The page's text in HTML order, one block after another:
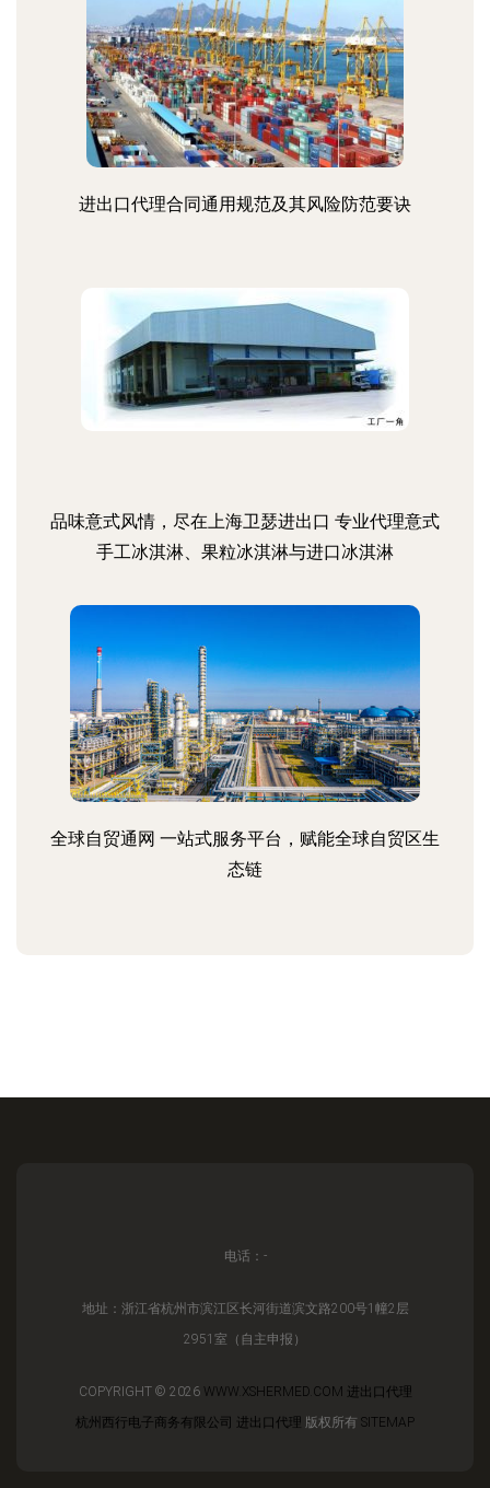
进出口代理合同通用规范及其风险防范要诀
品味意式风情，尽在上海卫瑟进出口 专业代理意式
手工冰淇淋、果粒冰淇淋与进口冰淇淋
全球自贸通网 一站式服务平台，赋能全球自贸区生
态链
电话：-
地址：浙江省杭州市滨江区长河街道滨文路200号1幢2层
2951室（自主申报）
COPYRIGHT © 2026 WWW.XSHERMED.COM 进出口代理
杭州西行电子商务有限公司
进出口代理 版权所有 SITEMAP